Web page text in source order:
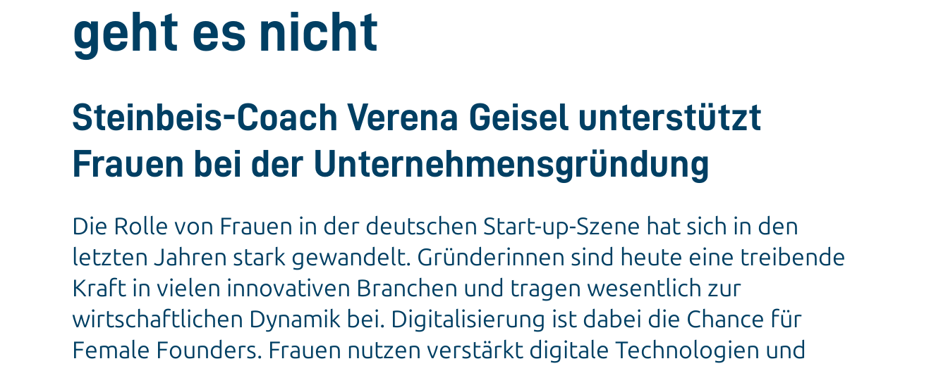
geht es nicht
Steinbeis-Coach Verena Geisel unterstützt
Frauen bei der Unternehmensgründung
Die Rolle von Frauen in der deutschen Start-up-Szene hat sich in den
letzten Jahren stark gewandelt. Gründerinnen sind heute eine treibende
Kraft in vielen innovativen Branchen und tragen wesentlich zur
wirtschaftlichen Dynamik bei. Digitalisierung ist dabei die Chance für
Female Founders. Frauen nutzen verstärkt digitale Technologien und